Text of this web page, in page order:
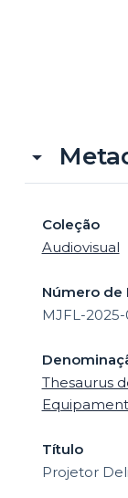
Coleção
Audiovisual
Número de
MJFL-2025-
Thesaurus
Título
Projetor